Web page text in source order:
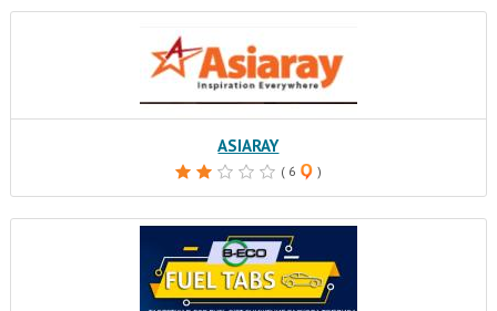
ASIARAY
( 6 )